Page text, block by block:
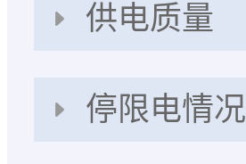
供电质量
停限电情况